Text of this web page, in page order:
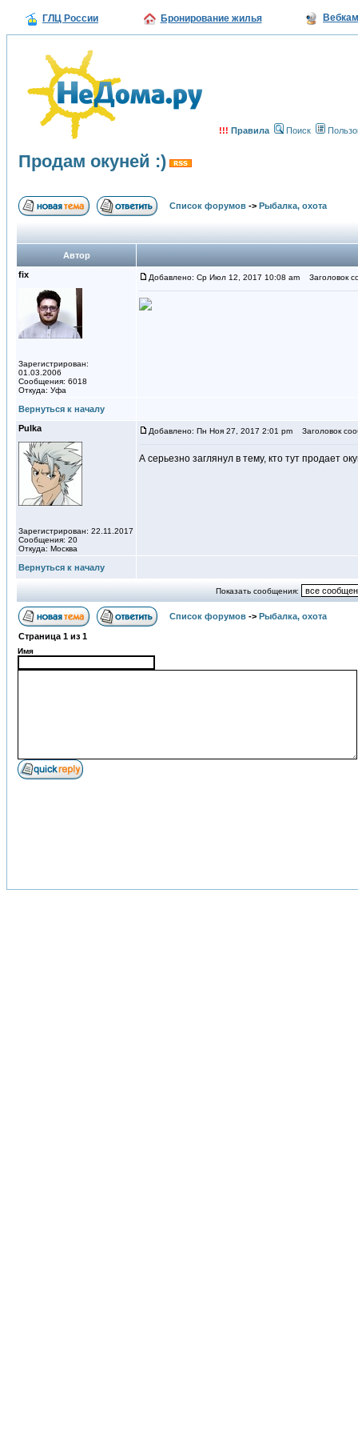
ГЛЦ России Бронирование жилья
!!! Правила Поиск
Продам окуней :)
Список форумов -> Рыбалка, охота
Автор
fix
Зарегистрирован:
01.03.2006
Сообщения: 6018
Откуда: Уфа
Добавлено: Ср Июл 12, 2017 10:08 am Заголовок
Вернуться к началу
Pulka
Зарегистрирован: 22.11.2017
Сообщения: 20
Откуда: Москва
Добавлено: Пн Ноя 27, 2017 2:01 pm Заголовок
А серьезно заглянул в тему, кто тут продает
Вернуться к началу
Показать сообщения:
Список форумов -> Рыбалка, охота
Страница 1 из 1
Имя